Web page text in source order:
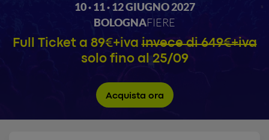
10 · 11 · 12 GIUGNO 2027
BOLOGNAFIERE
Full Ticket a 89€+ivainvece di 649€+iva
solo fino al 25/09
Acquista ora